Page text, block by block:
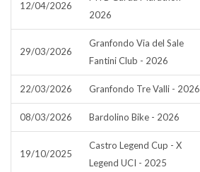
12/04/2026
2026
29/03/2026
Granfondo Via del Sale
Fantini Club - 2026
22/03/2026 Granfondo Tre Valli - 2026
08/03/2026 Bardolino Bike - 2026
19/10/2025
Castro Legend Cup - X
Legend UCI - 2025